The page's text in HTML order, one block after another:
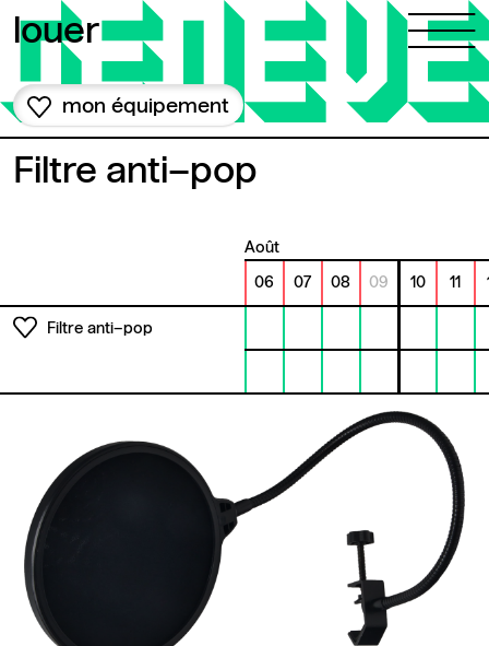
louer
mon équipement
Filtre anti–pop
août
06 07 08 09 10 11
Filtre anti–pop